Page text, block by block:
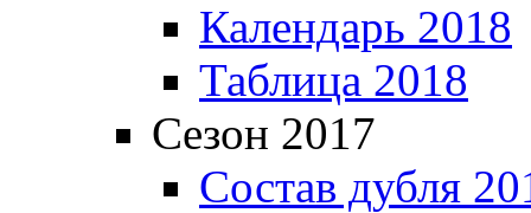
Календарь 2018
Таблица 2018
Сезон 2017
Состав дубля